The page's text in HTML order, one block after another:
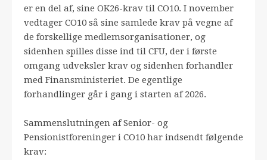
er en del af, sine OK26-krav til CO10. I november
vedtager CO10 så sine samlede krav på vegne af
de forskellige medlemsorganisationer, og
sidenhen spilles disse ind til CFU, der i første
omgang udveksler krav og sidenhen forhandler
med Finansministeriet. De egentlige
forhandlinger går i gang i starten af 2026.
Sammenslutningen af Senior- og
Pensionistforeninger i CO10 har indsendt følgende
krav: